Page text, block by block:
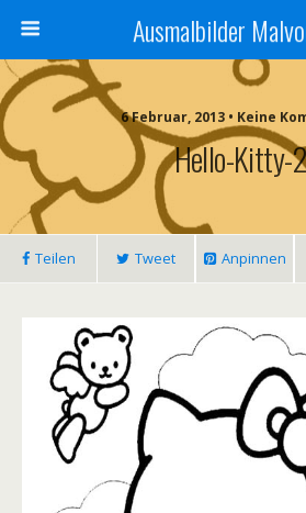
Ausmalbilder
6 Februar, 2013 • Keine
Hello-Kitty-
Teilen Tweet Anpinnen